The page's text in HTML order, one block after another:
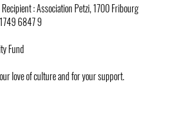
: Association Petzi, 1700 Fribourg
6847 9
Fund
love of culture and for your support.